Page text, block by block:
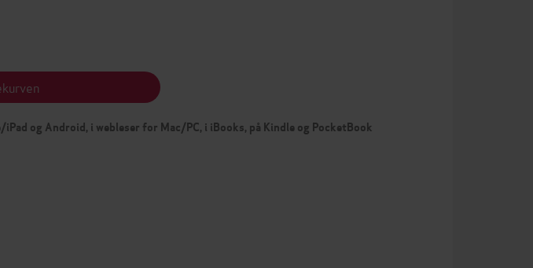
og Android, i webleser for Mac/PC, i iBooks, på Kindle og PocketBook